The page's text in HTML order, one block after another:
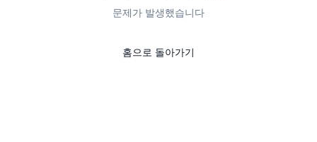
문제가 발생했습니다
홈으로 돌아가기